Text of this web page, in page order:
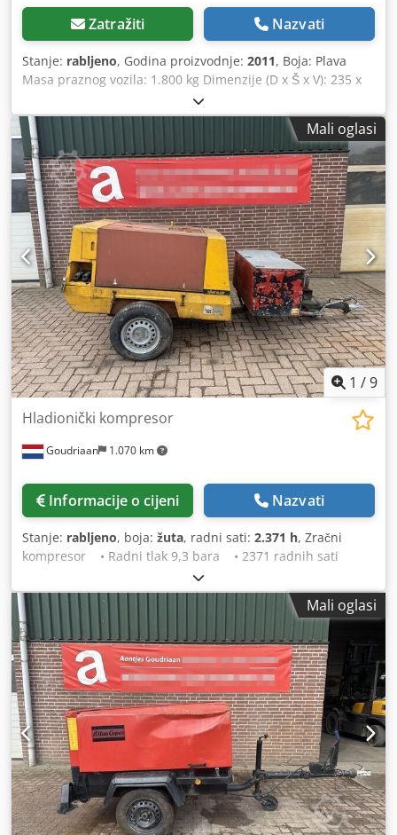
Zatražiti Nazvati
Stanje: rabljeno, Godina proizvodnje: 2011, Boja: Plava
Masa praznog vozila: 1.800 kg Dimenzije (D x Š x V): 235 x
124 x 199 cm - Posebnosti: - Opis: 48.000 radnih sati -
Godina proizvodnje: 2011. - Dokumentacija dostupna: Ne -
CE oznaka prisutna: Da - CE certifikat prisutan: Ne - Serijski
broj: CD10007783001 Dcjdpfsyvr E Dex Ablek - Dimenzije za
transport: 2350 mm x 1240 mm x 1990 mm (d x š x v) -
Masa za transport [kg]: 1800 kg - Paketi za transport [kom]:
1 Financijske informacije PDV: Navedena cijena je bez PDV-
a. PDV/Različita stopa PDV-a: PDV se može odbiti za
poduzetnike. Dostava i mogućnost zamjene dostupne su u
bilo koje vrijeme za sve proizvode iz industrijske palete.
Yorick Diebels
Mali oglasi
1 /9
Goudriaan 1.070 km
Hladionički kompresor
Informacije o cijeni Nazvati
Stanje: rabljeno, boja: žuta, radni sati: 2.371 h, Zračni
kompresor • Radni tlak 9,3 bara • 2371 radnih sati
Djdey T Rgnopfx Abljck • Cestovna rasvjeta • Direktno iz
upotrebe Stanje: Rabljeno
Mali oglasi